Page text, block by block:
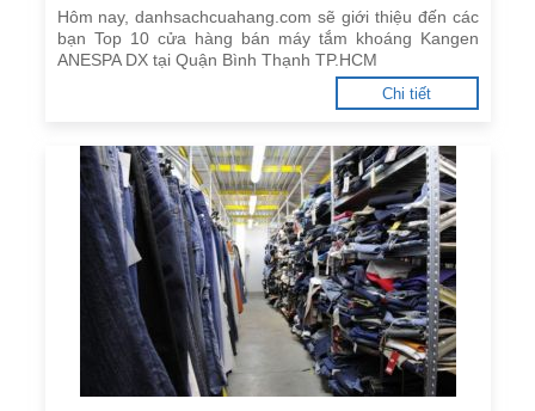
Hôm nay, danhsachcuahang.com sẽ giới thiệu đến các
bạn Top 10 cửa hàng bán máy tắm khoáng Kangen
ANESPA DX tại Quận Bình Thạnh TP.HCM
Chi tiết